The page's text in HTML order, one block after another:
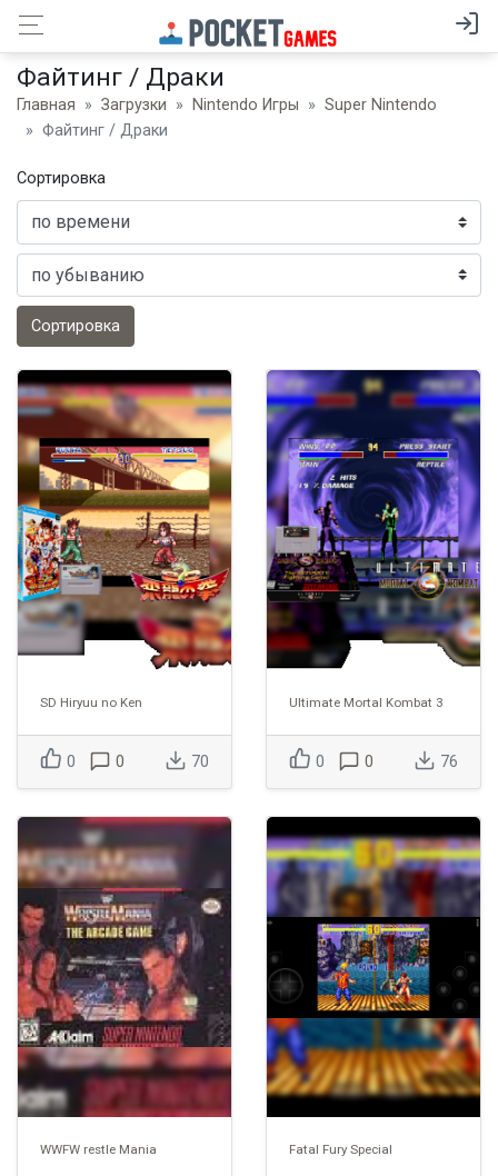
Файтинг / Драки
Главная Загрузки Nintendo Игры
Super Nintendo
Файтинг / Драки
Сортировка
Сортировка
SD Hiryuu no Ken
0 0 70
Ultimate Mortal Kombat 3
0 0 76
WWFW restle Mania Fatal Fury Special